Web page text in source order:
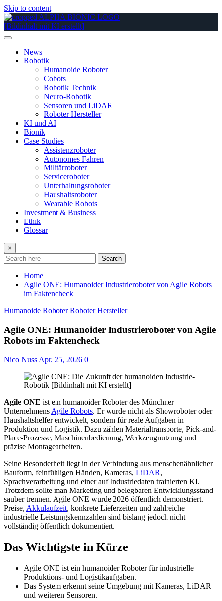
Skip to content
News
Robotik
Humanoide Roboter
Cobots
Robotik Technik
Neuro-Robotik
Sensoren und LiDAR
Roboter Hersteller
KI und AI
Bionik
Case Studies
Assistenzroboter
Autonomes Fahren
Militärroboter
Serviceroboter
Unterhaltungsroboter
Haushaltsroboter
Wearable Robots
Investment & Business
Ethik
Glossar
×
Search
Home
Agile ONE: Humanoider Industrieroboter von Agile Robots
im Faktencheck
Humanoide Roboter Roboter Hersteller
Agile ONE: Humanoider Industrieroboter von Agile
Robots im Faktencheck
Nico NussApr. 25, 2026 0
Agile ONE ist ein humanoider Roboter des Münchner
UnternehmensAgile Robots. Er wurde nicht als Showroboter oder
Haushaltshelfer entwickelt, sondern für reale Aufgaben in
Produktion und Logistik. Dazu zählen Materialtransporte, Pick-and-
Place-Prozesse, Maschinenbedienung, Werkzeugnutzung und
präzise Montagearbeiten.
Seine Besonderheit liegt in der Verbindung aus menschenähnlicher
Bauform, feinfühligen Händen, Kameras, LiDAR,
Sprachverarbeitung und einer auf Industriedaten trainierten KI.
Trotzdem sollte man Marketing und belegbaren Entwicklungsstand
sauber trennen. Agile ONE wurde 2026 öffentlich demonstriert.
Preise, Akkulaufzeit, konkrete Lieferzeiten und zahlreiche
industrielle Leistungskennzahlen sind bislang jedoch nicht
vollständig öffentlich dokumentiert.
Das Wichtigste in Kürze
Agile ONE ist ein humanoider Roboter für industrielle
Produktions- und Logistikaufgaben.
Das System erkennt seine Umgebung mit Kameras, LiDAR
und weiteren Sensoren.